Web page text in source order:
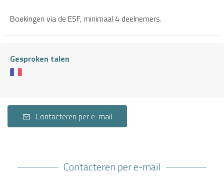
Boekingen via de ESF, minimaal 4 deelnemers.
Gesproken talen
Contacteren per e-mail
Contacteren per e-mail